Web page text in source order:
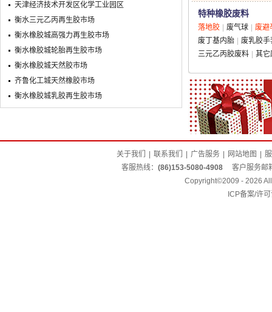
天津经济技术开发区化学工业园区
衡水三元乙丙再生胶市场
衡水橡胶城高强力再生胶市场
衡水橡胶城轮胎再生胶市场
衡水橡胶城天然胶市场
齐鲁化工城天然橡胶市场
衡水橡胶城乳胶再生胶市场
特种橡胶废料
落地胶 废气球
废避
废丁基内胎
废乳胶手
三元乙丙胶废料
其它
关于我们 联系我们 广告服务 网站地图
客服热线： (86)153-5080-4908
客户服务邮
Copyright©2009 - 2026
ICP备案/许